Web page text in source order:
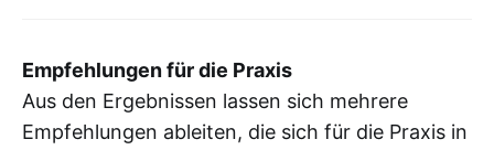
Empfehlungen für die Praxis
Aus den Ergebnissen lassen sich mehrere
Empfehlungen ableiten, die sich für die Praxis in